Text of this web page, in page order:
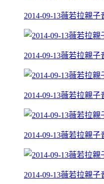
2014-09-13薇若拉親子
2014-09-13薇若拉親子
2014-09-13薇若拉親子
2014-09-13薇若拉親子
2014-09-13薇若拉親子